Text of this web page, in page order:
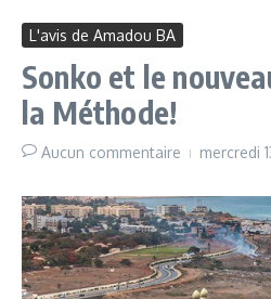
L'avis de Amadou BA
Sonko et le
la Méthode!
Aucun commentaire mercredi